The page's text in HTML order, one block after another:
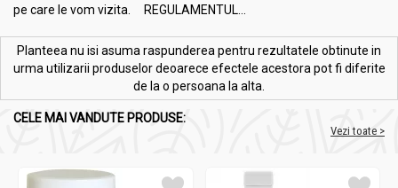
pe care le vom vizita. REGULAMENTUL...
Planteea nu isi asuma raspunderea pentru rezultatele obtinute in
urma utilizarii produselor deoarece efectele acestora pot fi diferite
de la o persoana la alta.
CELE MAI VANDUTE PRODUSE:
Vezi toate >